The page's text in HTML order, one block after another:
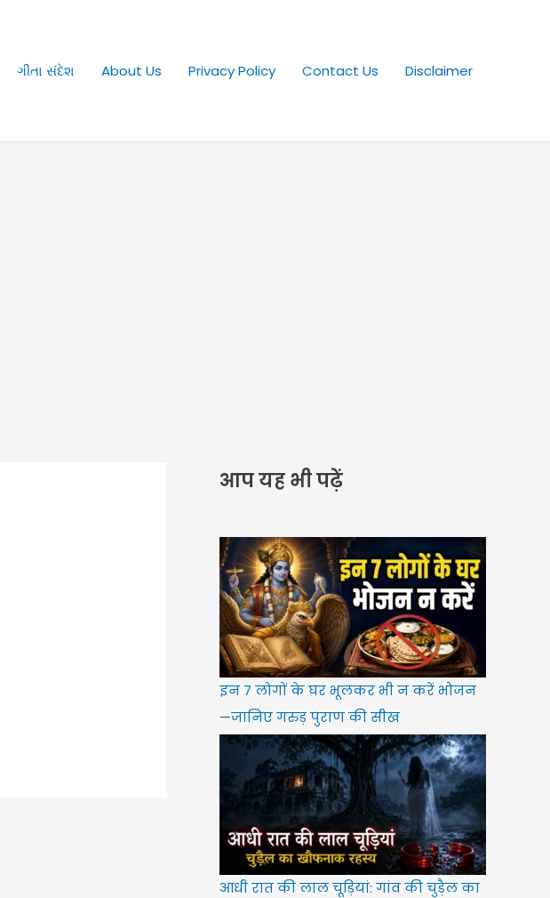
ગીતા સંદેશ About Us Privacy Policy Contact Us Disclaimer
आप यह भी पढ़ें
इन 7 लोगों के घर भूलकर भी न करें भोजन
—जानिए गरुड़ पुराण की सीख
आधी रात की लाल चूड़ियां: गांव की चुड़ैल का